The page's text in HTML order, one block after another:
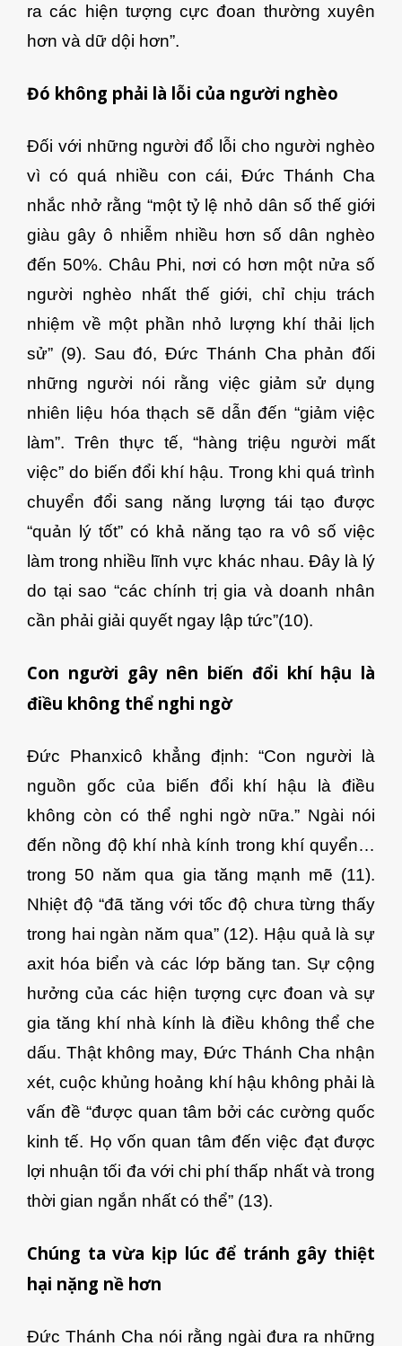
ra các hiện tượng cực đoan thường xuyên
hơn và dữ dội hơn”.
Đó không phải là lỗi của người nghèo
Đối với những người đổ lỗi cho người nghèo
vì có quá nhiều con cái, Đức Thánh Cha
nhắc nhở rằng “một tỷ lệ nhỏ dân số thế giới
giàu gây ô nhiễm nhiều hơn số dân nghèo
đến 50%. Châu Phi, nơi có hơn một nửa số
người nghèo nhất thế giới, chỉ chịu trách
nhiệm về một phần nhỏ lượng khí thải lịch
sử” (9). Sau đó, Đức Thánh Cha phản đối
những người nói rằng việc giảm sử dụng
nhiên liệu hóa thạch sẽ dẫn đến “giảm việc
làm”. Trên thực tế, “hàng triệu người mất
việc” do biến đổi khí hậu. Trong khi quá trình
chuyển đổi sang năng lượng tái tạo được
“quản lý tốt” có khả năng tạo ra vô số việc
làm trong nhiều lĩnh vực khác nhau. Đây là lý
do tại sao “các chính trị gia và doanh nhân
cần phải giải quyết ngay lập tức”(10).
Con người gây nên biến đổi khí hậu là
điều không thể nghi ngờ
Đức Phanxicô khẳng định: “Con người là
nguồn gốc của biến đổi khí hậu là điều
không còn có thể nghi ngờ nữa.” Ngài nói
đến nồng độ khí nhà kính trong khí quyển…
trong 50 năm qua gia tăng mạnh mẽ (11).
Nhiệt độ “đã tăng với tốc độ chưa từng thấy
trong hai ngàn năm qua” (12). Hậu quả là sự
axit hóa biển và các lớp băng tan. Sự cộng
hưởng của các hiện tượng cực đoan và sự
gia tăng khí nhà kính là điều không thể che
dấu. Thật không may, Đức Thánh Cha nhận
xét, cuộc khủng hoảng khí hậu không phải là
vấn đề “được quan tâm bởi các cường quốc
kinh tế. Họ vốn quan tâm đến việc đạt được
lợi nhuận tối đa với chi phí thấp nhất và trong
thời gian ngắn nhất có thể” (13).
Chúng ta vừa kịp lúc để tránh gây thiệt
hại nặng nề hơn
Đức Thánh Cha nói rằng ngài đưa ra những